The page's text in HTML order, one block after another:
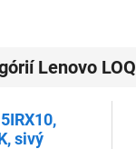
Lenovo LOQ
sivý